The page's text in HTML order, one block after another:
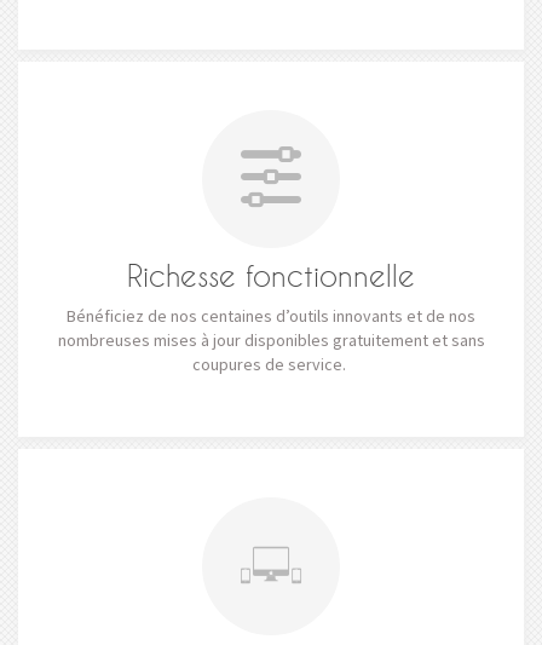
Richesse fonctionnelle
Bénéficiez de nos centaines d’outils innovants et de nos
nombreuses mises à jour disponibles gratuitement et sans
coupures de service.